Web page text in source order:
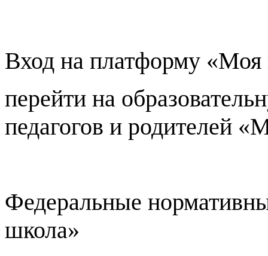
Вход на платформу
перейти на
педагогов и родителей
Федеральные
школа»